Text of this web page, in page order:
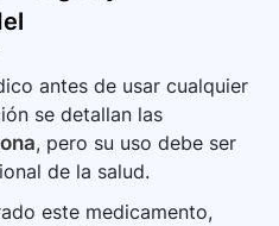
antes de usar cualquier
se detallan las
, pero su uso debe ser
de la salud.
este medicamento,